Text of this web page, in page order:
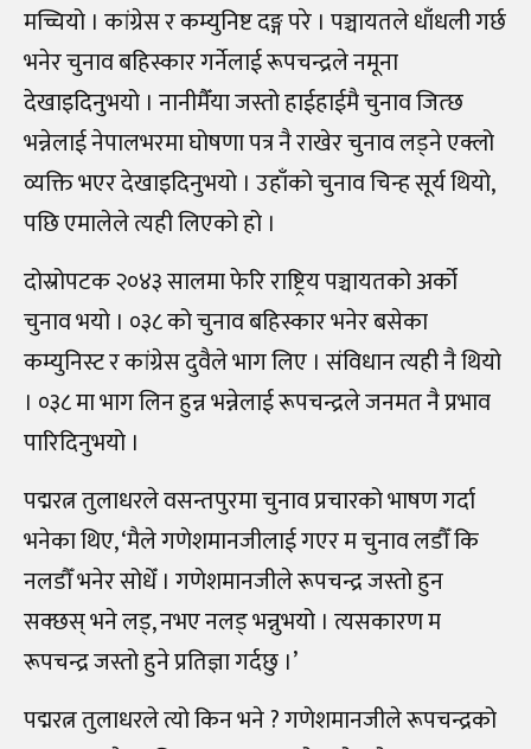
मच्चियो । कांग्रेस र कम्युनिष्ट दङ्ग परे । पञ्चायतले धाँधली गर्छ
भनेर चुनाव बहिस्कार गर्नेलाई रूपचन्द्रले नमूना
देखाइदिनुभयो । नानीमैँया जस्तो हाईहाईमै चुनाव जित्छ
भन्नेलाई नेपालभरमा घोषणा पत्र नै राखेर चुनाव लड्ने एक्लो
व्यक्ति भएर देखाइदिनुभयो । उहाँको चुनाव चिन्ह सूर्य थियो,
पछि एमालेले त्यही लिएको हो ।
दोस्रोपटक २०४३ सालमा फेरि राष्ट्रिय पञ्चायतको अर्को
चुनाव भयो । ०३८ को चुनाव बहिस्कार भनेर बसेका
कम्युनिस्ट र कांग्रेस दुवैले भाग लिए । संविधान त्यही नै थियो
। ०३८ मा भाग लिन हुन्न भन्नेलाई रूपचन्द्रले जनमत नै प्रभाव
पारिदिनुभयो ।
पद्मरत्न तुलाधरले वसन्तपुरमा चुनाव प्रचारको भाषण गर्दा
भनेका थिए, ‘मैले गणेशमानजीलाई गएर म चुनाव लडौँ कि
नलडौँ भनेर सोधेँ । गणेशमानजीले रूपचन्द्र जस्तो हुन
सक्छस् भने लड्, नभए नलड् भन्नुभयो । त्यसकारण म
रूपचन्द्र जस्तो हुने प्रतिज्ञा गर्दछु ।’
पद्मरत्न तुलाधरले त्यो किन भने ? गणेशमानजीले रूपचन्द्रको